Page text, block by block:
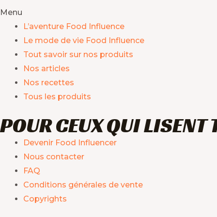
Menu
L’aventure Food Influence
Le mode de vie Food Influence
Tout savoir sur nos produits
Nos articles
Nos recettes
Tous les produits
POUR CEUX QUI LISENT
Devenir Food Influencer
Nous contacter
FAQ
Conditions générales de vente
Copyrights